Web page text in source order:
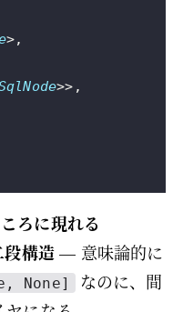
>,
>>,
ろに現れる
構造— 意味論的に
None]
なのに、間